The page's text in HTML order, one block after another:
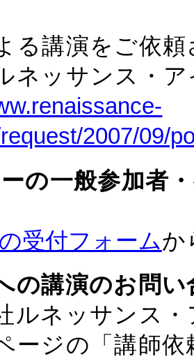
る講演をご依
ネッサンス・
2007/09/
の一般参加者
受付フォームか
の講演のお問い
ルネッサンス・
ージの「講師依